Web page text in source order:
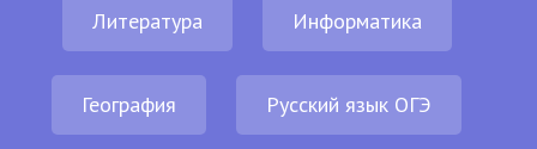
Литература Информатика
География Русский язык ОГЭ